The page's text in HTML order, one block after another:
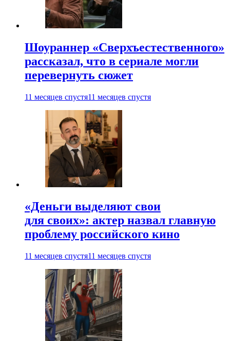
Шоураннер «Сверхъестественного»
рассказал, что в сериале могли
перевернуть сюжет
11 месяцев спустя11 месяцев спустя
«Деньги выделяют свои
для своих»: актер назвал главную
проблему российского кино
11 месяцев спустя11 месяцев спустя